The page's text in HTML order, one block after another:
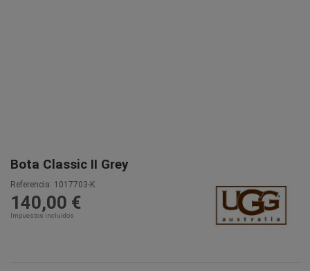
Bota Classic II Grey
Referencia: 1017703-K
140,00 €
Impuestos incluidos